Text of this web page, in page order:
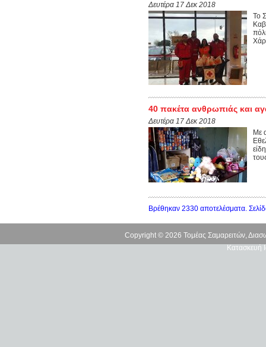
Δευτέρα 17 Δεκ 2018
Το
40 πακέτα ανθρωπιάς και
Δευτέρα 17 Δεκ 2018
Με
Βρέθηκαν 2330 αποτελέσματα.
Copyright © 2026 Τομέας Σαμαρειτών,
Κατασκευή